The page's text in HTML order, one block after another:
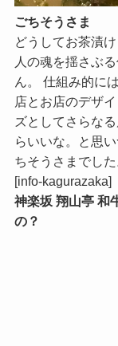
ごちそうさま
どうしてお茶漬
人の魂を揺さぶ
ん。 仕組み的に
店とお店のデザ
ズとしてさらな
らいいな。と思
ちそうさまでし
[info-kagurazaka]
神楽坂 翔山亭 和
の？